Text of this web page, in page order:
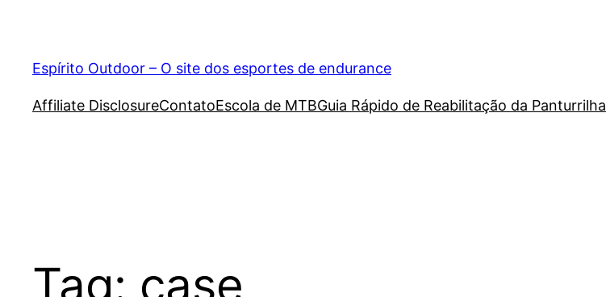
Espírito Outdoor – O site dos esportes de endurance
Affiliate DisclosureContatoEscola de MTBGuia Rápido de Reabilitação da Panturrilha
Tag: case